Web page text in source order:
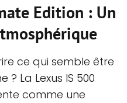
Edition : Un
ce qui semble être
La Lexus IS 500
comme une